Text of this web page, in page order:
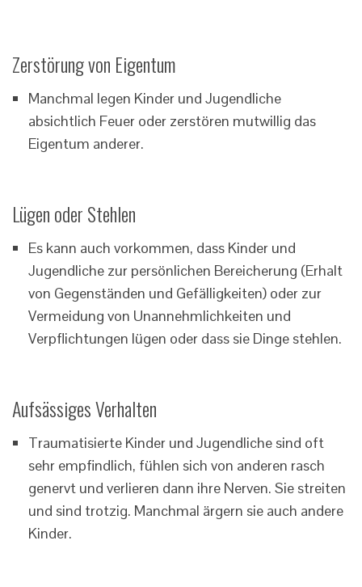
Zerstörung von Eigentum
Manchmal legen Kinder und Jugendliche
absichtlich Feuer oder zerstören mutwillig das
Eigentum anderer.
Lügen oder Stehlen
Es kann auch vorkommen, dass Kinder und
Jugendliche zur persönlichen Bereicherung (Erhalt
von Gegenständen und Gefälligkeiten) oder zur
Vermeidung von Unannehmlichkeiten und
Verpflichtungen lügen oder dass sie Dinge stehlen.
Aufsässiges Verhalten
Traumatisierte Kinder und Jugendliche sind oft
sehr empfindlich, fühlen sich von anderen rasch
genervt und verlieren dann ihre Nerven. Sie streiten
und sind trotzig. Manchmal ärgern sie auch andere
Kinder.